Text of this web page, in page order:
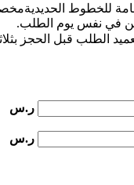
للخطوط الحديدية
في نفس يوم الطلب.
الطلب قبل الحجز
ر.س
ر.س